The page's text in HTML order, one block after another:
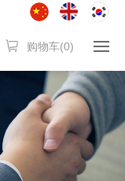
购物车(0)